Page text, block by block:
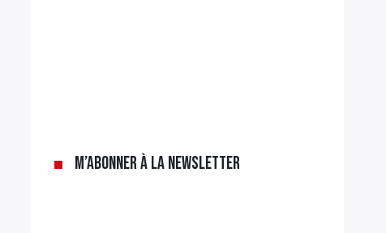
M’abonner à la newsletter